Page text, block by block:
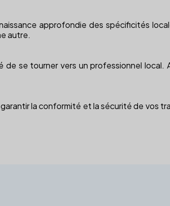
approfondie des spécificités
autre.
se tourner vers un professionnel
la conformité et la sécurité de vos